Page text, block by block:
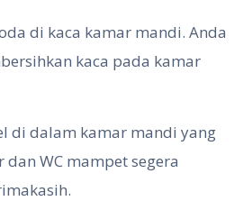
di kaca kamar mandi. Anda
kaca pada kamar
di dalam kamar mandi yang
WC mampet segera